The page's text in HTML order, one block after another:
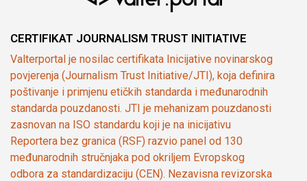
CERTIFIKAT JOURNALISM TRUST INITIATIVE
Valterportal je nosilac certifikata Inicijative novinarskog
povjerenja (Journalism Trust Initiative/JTI), koja definira
poštivanje i primjenu etičkih standarda i međunarodnih
standarda pouzdanosti. JTI je mehanizam pouzdanosti
zasnovan na ISO standardu koji je na inicijativu
Reportera bez granica (RSF) razvio panel od 130
međunarodnih stručnjaka pod okriljem Evropskog
odbora za standardizaciju (CEN). Nezavisna revizorska